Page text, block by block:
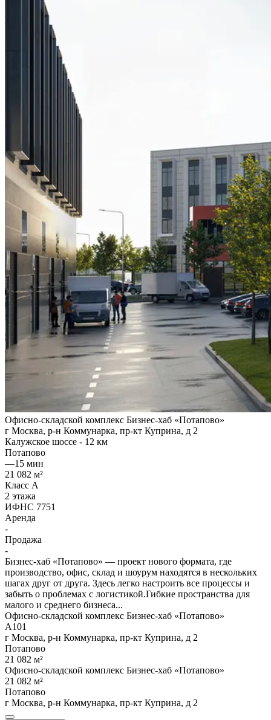
Офисно-складской комплекс Бизнес-хаб «Потапово»
г Москва, р-н Коммунарка, пр-кт Куприна, д 2
Калужское шоссе - 12 км
Потапово
—15 мин
21 082 м²
Класс A
2 этажа
ИФНС 7751
Аренда
-
Продажа
-
Бизнес-хаб «Потапово» — проект нового формата, где
производство, офис, склад и шоурум находятся в нескольких
шагах друг от друга. Здесь легко настроить все процессы и
забыть о проблемах с логистикой.Гибкие пространства для
малого и среднего бизнеса...
Офисно-складской комплекс Бизнес-хаб «Потапово»
А101
г Москва, р-н Коммунарка, пр-кт Куприна, д 2
Потапово
21 082 м²
Офисно-складской комплекс Бизнес-хаб «Потапово»
21 082 м²
Потапово
г Москва, р-н Коммунарка, пр-кт Куприна, д 2